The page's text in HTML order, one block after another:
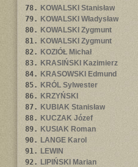
78. KOWALSKI Stanisław
79. KOWALSKI Władysław
80. KOWALSKI Zygmunt
81. KOWALSKI Zygmunt
82. KOZIÓŁ Michał
83. KRASIŃSKI Kazimierz
84. KRASOWSKI Edmund
85. KRÓL Sylwester
86. KRZYŃSKI
87. KUBIAK Stanisław
88. KUCZAK Józef
89. KUSIAK Roman
90. LANGE Karol
91. LEWIN
92. LIPIŃSKI Marian